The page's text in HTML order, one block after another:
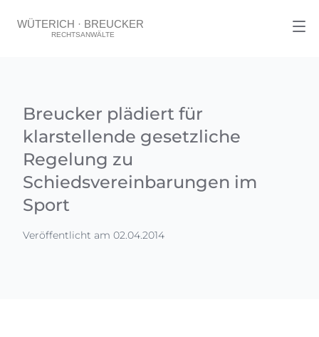
Breucker plädiert für
klarstellende gesetzliche
Regelung zu
Schiedsvereinbarungen im
Sport
Veröffentlicht am 02.04.2014